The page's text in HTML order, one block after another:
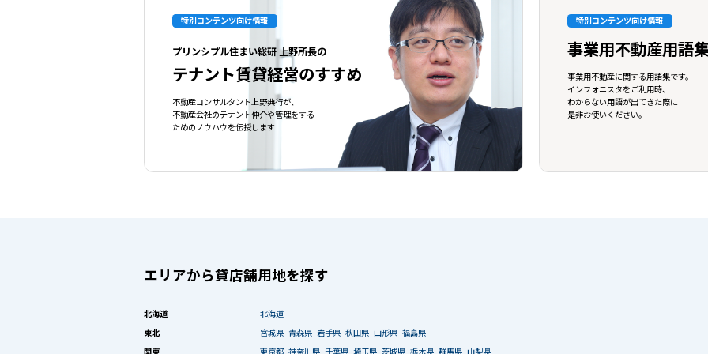
特別コンテンツ向け情報
プリンシプル住まい総研 上野所長の
テナント賃貸経営のすすめ
不動産コンサルタント上野典行が、
不動産会社のテナント仲介や管理をする
ためのノウハウを伝授します
特別コンテンツ向け情報
事業用不動産用語
事業用不動産に関する用語集です。
インフォニスタをご利用時、
わからない用語が出てきた際に
是非お使いください。
エリアから貸店舗用地を探す
北海道 北海道
東北 宮城県 青森県 岩手県 秋田県 山形県 福島県
関東 東京都 神奈川県 千葉県 埼玉県 茨城県 栃木県 群馬県 山梨県